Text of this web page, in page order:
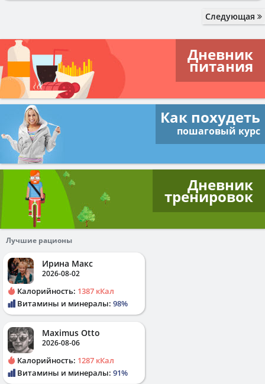
Следующая
Дневник
питания
Как похудеть
пошаговый курс
Дневник
тренировок
Лучшие рационы
Ирина Макс
2026-08-02
Калорийность: 1387 кКал
Витамины и минералы: 98%
Maximus Otto
2026-08-06
Калорийность: 1287 кКал
Витамины и минералы: 91%